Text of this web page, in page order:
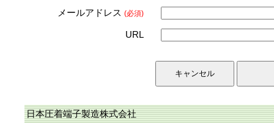
メールアドレス (必須)
URL
日本圧着端子製造株式会社